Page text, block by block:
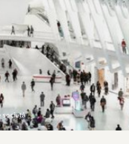
società